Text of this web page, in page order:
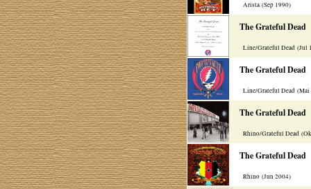
Arista (Sep 1990)
The Grateful Dead
Line/Grateful Dead (Jul
The Grateful Dead
Line/Grateful Dead
The Grateful Dead
Rhino/Grateful Dead
The Grateful Dead
Rhino (Jun 2004)